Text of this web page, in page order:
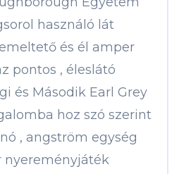
használó lát
és él amper
pontos , éleslátó
és Második Earl Grey
hoz szó szerint
, angström egység
nyereményjáték